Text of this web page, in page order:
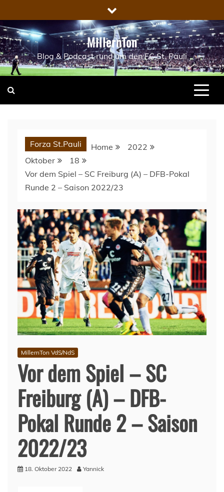
to
content
MillernTon
Blog & Podcast rund um den FC St. Pauli
Forza St.Pauli Home
2022
Oktober
18
Vor dem Spiel – SC Freiburg (A) – DFB-Pokal
Runde 2 – Saison 2022/23
MillernTon VdS/NdS
Vor dem Spiel – SC
Freiburg (A) – DFB-
Pokal Runde 2 – Saison
2022/23
18. Oktober 2022 Yannick